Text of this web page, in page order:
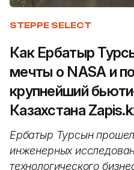
STEPPE SELECT
Как Ербатыр
мечты о NASA и
крупнейший
Казахстана
Ербатыр Турсын
инженерных
технологического